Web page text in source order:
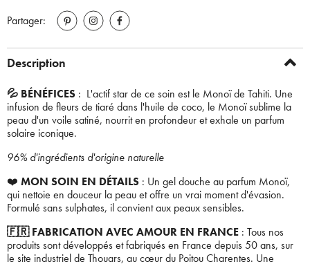
Partager:
Description
💦 BÉNÉFICES : L'actif star de ce soin est le Monoï de Tahiti. Une
infusion de fleurs de tiaré dans l'huile de coco, le Monoï sublime la
peau d'un voile satiné, nourrit en profondeur et exhale un parfum
solaire iconique.
96% d'ingrédients d'origine naturelle
❤️ MON SOIN EN DÉTAILS : Un gel douche au parfum Monoï,
qui nettoie en douceur la peau et offre un vrai moment d'évasion.
Formulé sans sulphates, il convient aux peaux sensibles.
🇫🇷 FABRICATION AVEC AMOUR EN FRANCE : Tous nos
produits sont développés et fabriqués en France depuis 50 ans, sur
le site industriel de Thouars, au cœur du Poitou Charentes. Une